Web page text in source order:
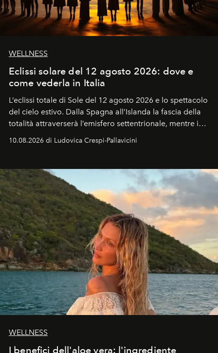
WELLNESS
Eclissi solare del 12 agosto 2026: dove e
come vederla in Italia
L’eclissi totale di Sole del 12 agosto 2026 e lo spettacolo
del cielo estivo. Dalla Spagna all’Islanda la fascia della
totalità attraverserà l’emisfero settentrionale, mentre in
spettacolare al Nord. Orari, città favorite e regole per
10.08.2026 di Ludovica Crespi-Pallavicini
WELLNESS
I benefici dell'aloe vera: l'ingrediente